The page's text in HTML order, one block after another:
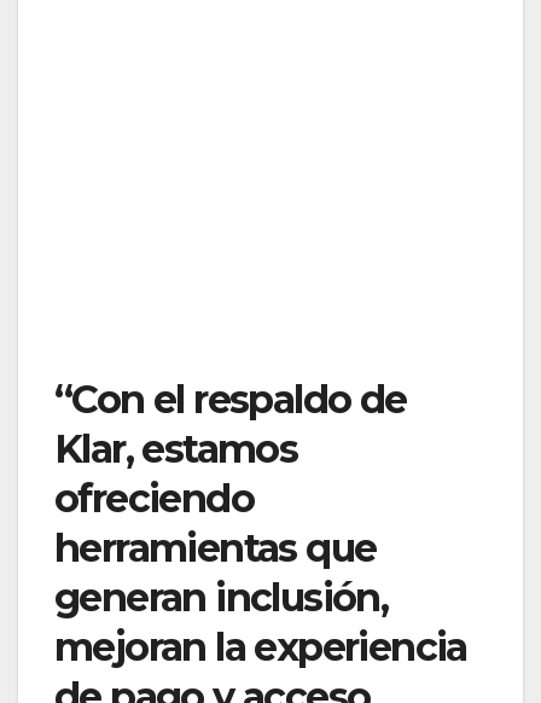
“Con el respaldo de
Klar, estamos
ofreciendo
herramientas que
generan inclusión,
mejoran la experiencia